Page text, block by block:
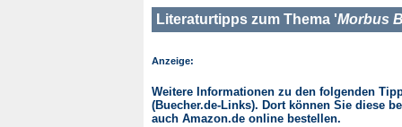
Literaturtipps zum Thema 'Morbus
Anzeige:
Weitere Informationen zu den folgenden
(Buecher.de-Links). Dort können Sie diese
auch Amazon.de online bestellen.